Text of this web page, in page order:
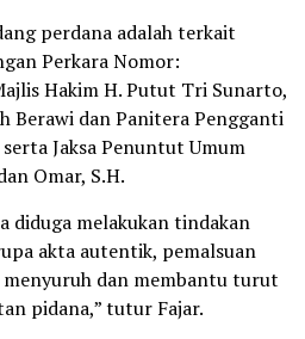
perdana adalah terkait
Perkara Nomor:
Hakim H. Putut Tri Sunarto,
Berawi dan Panitera Pengganti
Jaksa Penuntut Umum
Omar, S.H.
diduga melakukan tindakan
akta autentik, pemalsuan
dan membantu turut
pidana,” tutur Fajar.